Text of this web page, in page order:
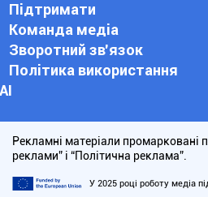
Підтримати
Команда медіа
Зворотний зв'язок
Політика використання
АІ
Рекламні матеріали промарковані
реклами” і “Політична реклама”.
У 2025 році роботу медіа